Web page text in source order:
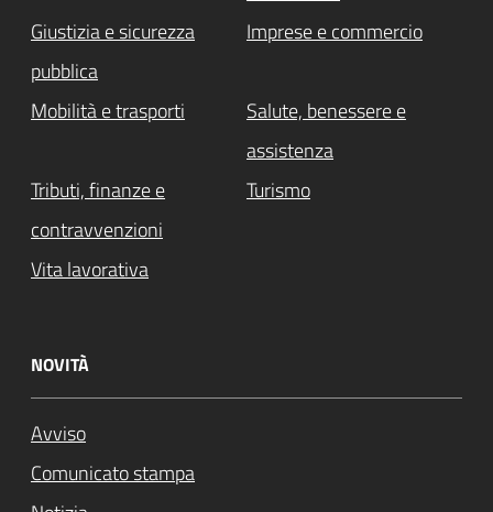
Giustizia e sicurezza
pubblica
Imprese e commercio
Mobilità e trasporti
Salute, benessere e
assistenza
Tributi, finanze e
contravvenzioni
Turismo
Vita lavorativa
NOVITÀ
Avviso
Comunicato stampa